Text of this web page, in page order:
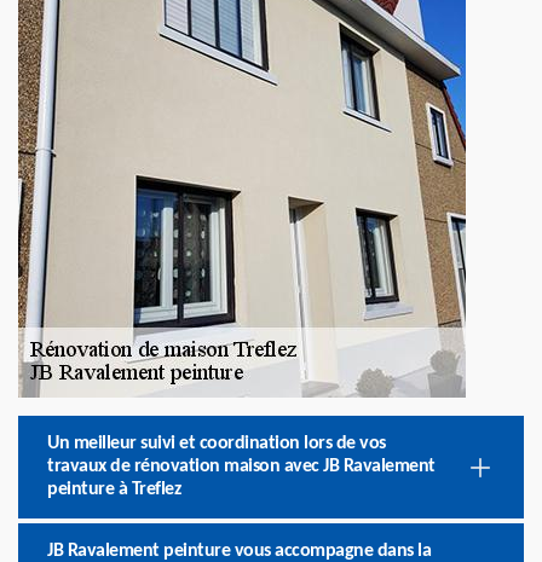
Un meilleur suivi et coordination lors de vos
travaux de rénovation maison avec JB Ravalement
peinture à Treflez
JB Ravalement peinture vous accompagne dans la